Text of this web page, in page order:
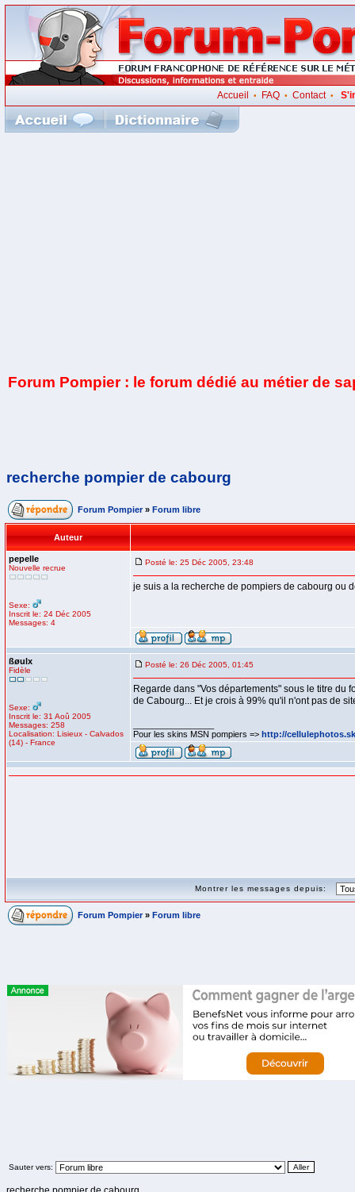
Accueil • FAQ• Contact•
Forum Pompier : le forum dédié au métier de
recherche pompier de cabourg
Forum Pompier » Forum libre
Auteur
pepelle
Nouvelle recrue
Sexe:
Inscrit le: 24 Déc 2005
Messages: 4
Posté le: 25 Déc 2005, 23:48
je suis a la recherche de pompiers de cabourg ou
ßøulx
Fidèle
Sexe:
Inscrit le: 31 Aoû 2005
Messages: 258
Localisation: Lisieux - Calvados
(14) - France
Posté le: 26 Déc 2005, 01:45
Regarde dans "Vos départements" sous le titre du
de Cabourg... Et je crois à 99% qu'il n'ont pas de
Pour les skins MSN pompiers => http://
Montrer les messages depuis:
Forum Pompier » Forum libre
Sauter vers: